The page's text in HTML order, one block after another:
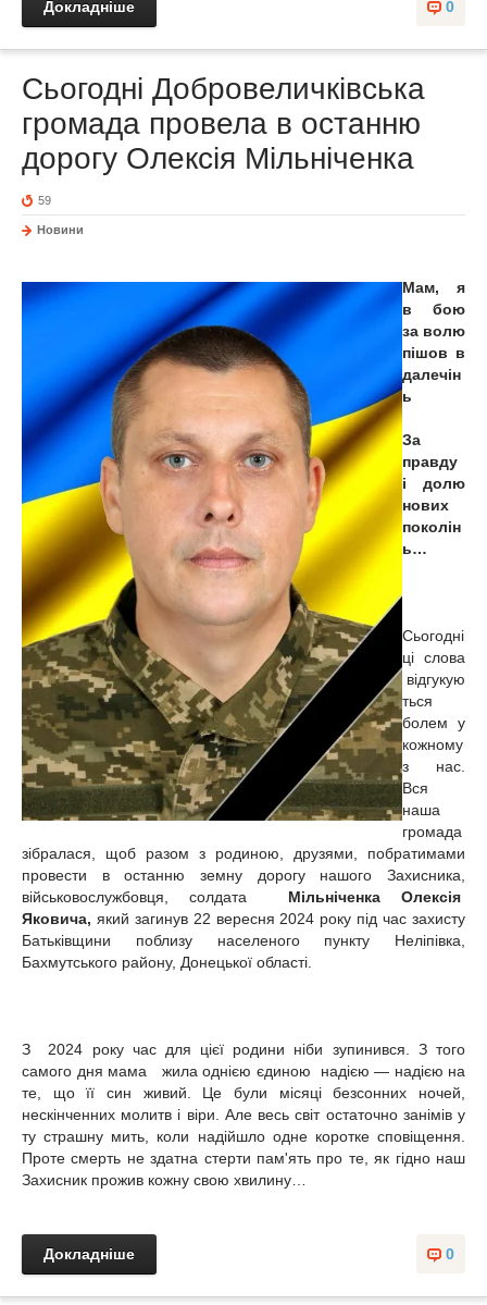
0
Докладніше
Сьогодні Добровеличківська
громада провела в останню
дорогу Олексія Мільніченка
59
Новини
Мам, я
в бою
за волю
пішов в
далечін
ь
За
правду
і долю
нових
поколін
ь…
Сьогодні
ці слова
відгукую
ться
болем у
кожному
з нас.
Вся
наша
громада
зібралася, щоб разом з родиною, друзями, побратимами
провести в останню земну дорогу нашого Захисника,
військовослужбовця, солдата Мільніченка Олексія
Яковича, який загинув 22 вересня 2024 року під час захисту
Батьківщини поблизу населеного пункту Неліпівка,
Бахмутського району, Донецької області.
З 2024 року час для цієї родини ніби зупинився. З того
самого дня мама жила однією єдиною надією — надією на
те, що її син живий. Це були місяці безсонних ночей,
нескінченних молитв і віри. Але весь світ остаточно занімів у
ту страшну мить, коли надійшло одне коротке сповіщення.
Проте смерть не здатна стерти пам'ять про те, як гідно наш
Захисник прожив кожну свою хвилину…
0
Докладніше